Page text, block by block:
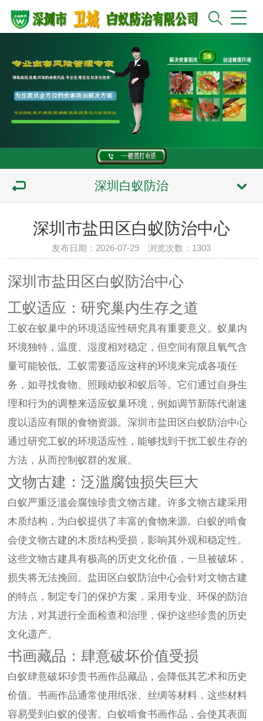
深圳白蚁防治
深圳市盐田区白蚁防治中心
发布日期：2026-07-29 浏览次数： 1303
深圳市盐田区白蚁防治中心
工蚁适应：研究巢内生存之道
工蚁在蚁巢中的环境适应性研究具有重要意义。蚁巢内
环境独特，温度、湿度相对稳定，但空间有限且氧气含
量可能较低。工蚁需要适应这样的环境来完成各项任
务，如寻找食物、照顾幼蚁和蚁后等。它们通过自身生
理和行为的调整来适应蚁巢环境，例如调节新陈代谢速
度以适应有限的食物资源。深圳市盐田区白蚁防治中心
通过研究工蚁的环境适应性，能够找到干扰工蚁生存的
方法，从而控制蚁群的发展。
文物古建：泛滥腐蚀损失巨大
白蚁严重泛滥会腐蚀珍贵文物古建。许多文物古建采用
木质结构，为白蚁提供了丰富的食物来源。白蚁的啃食
会使文物古建的木质结构受损，影响其外观和稳定性。
这些文物古建具有极高的历史文化价值，一旦被破坏，
损失将无法挽回。盐田区白蚁防治中心会针对文物古建
的特点，制定专门的保护方案，采用专业、环保的防治
方法，对其进行全面检查和治理，保护这些珍贵的历史
文化遗产。
书画藏品：肆意破坏价值受损
白蚁肆意破坏珍贵书画作品藏品，会降低其艺术和历史
价值。书画作品通常使用纸张、丝绸等材料，这些材料
容易受到白蚁的侵害。白蚁啃食书画作品，会使其表面